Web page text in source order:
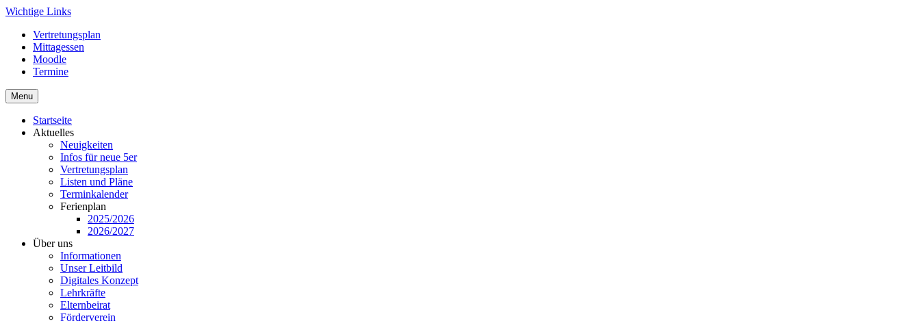
Skip
content
Wichtige Links
Vertretungsplan
Mittagessen
Moodle
Termine
Menu
Startseite
Aktuelles
Neuigkeiten
Infos für neue 5er
Vertretungsplan
Listen und Pläne
Terminkalender
Ferienplan
2025/2026
2026/2027
Über uns
Informationen
Unser Leitbild
Digitales Konzept
Lehrkräfte
Elternbeirat
Förderverein